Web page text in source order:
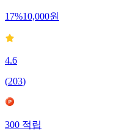
17%10,000원
4.6
(203)
300 적립